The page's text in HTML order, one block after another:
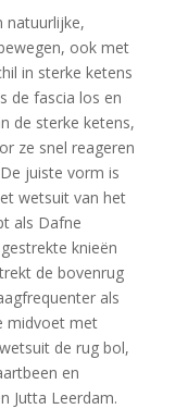
natuurlijke,
ook met
in sterke ketens
de fascia los en
de sterke ketens,
ze snel reageren
juiste vorm is
wetsuit van het
als Dafne
knieën
de bovenrug
als
midvoet met
de rug bol,
en
Jutta Leerdam.